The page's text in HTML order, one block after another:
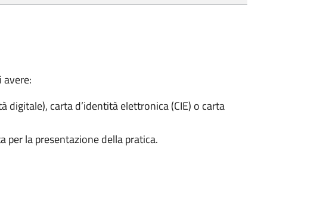
avere:
digitale), carta d’identità elettronica (CIE) o carta
la presentazione della pratica.